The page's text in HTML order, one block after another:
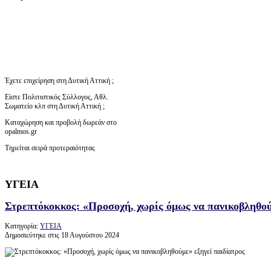
Έχετε επιχείρηση στη Δυτική Αττική ;
Είστε Πολιτιστικός Σύλλογος, Αθλ.
Σωματείο κλπ στη Δυτική Αττική ;
Καταχώρηση και προβολή δωρεάν στο
opalmos.gr
Τηρείται σειρά προτεραιότητας
ΥΓΕΙΑ
Στρεπτόκοκκος: «Προσοχή, χωρίς όμως να
Κατηγορία: ΥΓΕΙΑ
Δημοσιεύτηκε στις 18 Αυγούστου 2024